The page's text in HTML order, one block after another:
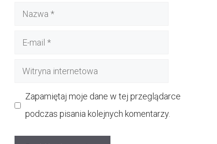
Nazwa
Witryna
Zapamiętaj moje dane w tej przeglądarce
podczas pisania kolejnych komentarzy.